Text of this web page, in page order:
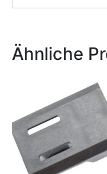
Ähnliche